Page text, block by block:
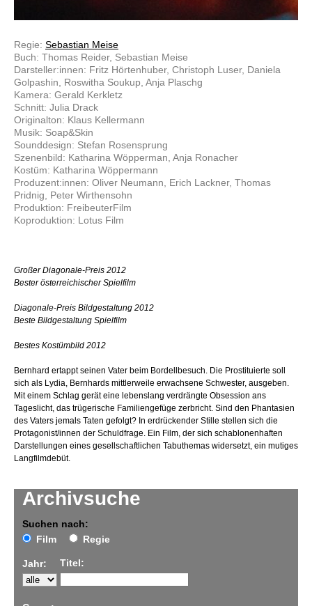
Archivsuche
Suchen nach:
Film
Regie
Jahr: Titel:
Regie: Sebastian Meise
Buch: Thomas Reider, Sebastian Meise
Darsteller:innen: Fritz Hörtenhuber, Christoph Luser, Daniela
Golpashin, Roswitha Soukup, Anja Plaschg
Kamera: Gerald Kerkletz
Schnitt: Julia Drack
Originalton: Klaus Kellermann
Musik: Soap&Skin
Sounddesign: Stefan Rosensprung
Szenenbild: Katharina Wöpperman, Anja Ronacher
Kostüm: Katharina Wöppermann
Produzent:innen: Oliver Neumann, Erich Lackner, Thomas
Pridnig, Peter Wirthensohn
Produktion: FreibeuterFilm
Koproduktion: Lotus Film
Großer Diagonale-Preis 2012
Bester österreichischer Spielfilm
Diagonale-Preis Bildgestaltung 2012
Beste Bildgestaltung Spielfilm
Bestes Kostümbild 2012
Bernhard ertappt seinen Vater beim Bordellbesuch. Die Prostituierte soll
sich als Lydia, Bernhards mittlerweile erwachsene Schwester, ausgeben.
Mit einem Schlag gerät eine lebenslang verdrängte Obsession ans
Tageslicht, das trügerische Familiengefüge zerbricht. Sind den Phantasien
des Vaters jemals Taten gefolgt? In erdrückender Stille stellen sich die
Protagonist/innen der Schuldfrage. Ein Film, der sich schablonenhaften
Darstellungen eines gesellschaftlichen Tabuthemas widersetzt, ein mutiges
Langfilmdebüt.